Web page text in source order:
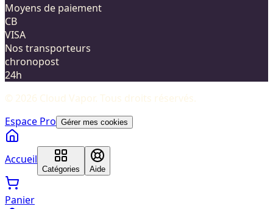
Moyens de paiement
CB
VISA
Nos transporteurs
chronopost
24h
© 2026 Cloud Vapor. Tous droits réservés.
Espace Pro Gérer mes cookies
Accueil
Catégories Aide
Panier